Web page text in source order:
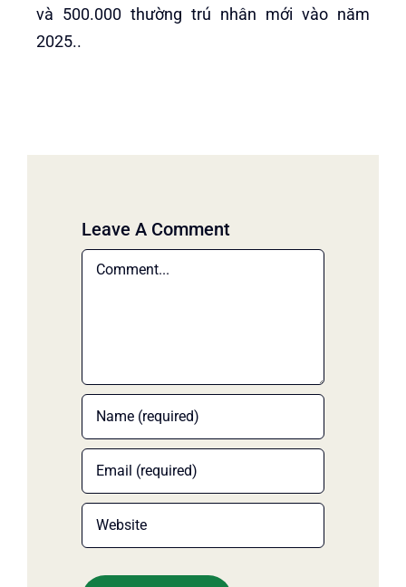
và 500.000 thường trú nhân mới vào năm
2025..
Leave A Comment
Comment